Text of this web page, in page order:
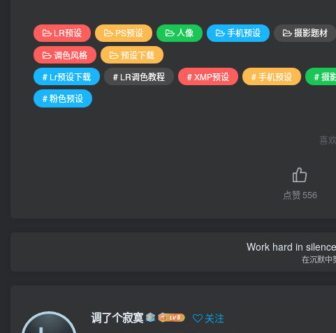
LR预设 PS预设 人像 手机预设 摄影题材
调色风格
预设下载
# Lr预设下载
# LR调色教程 # XMP预设 # 手机预设 # 摄
# 粉色预设
喜
点赞 556
Work hard in
在沉默中
调了个寂寞 关注